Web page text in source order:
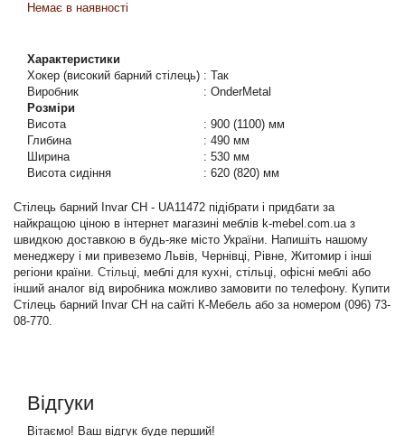
Немає в наявності
Характеристики
Хокер (високий барний стілець) : Так
Виробник
: OnderMetal
Розміри
Висота
: 900 (1100) мм
Глибина
: 490 мм
Ширина
: 530 мм
Висота сидіння
: 620 (820) мм
Стілець барний Invar CH - UA11472 підібрати і придбати за
найкращою ціною в інтернет магазині меблів k-mebel.com.ua з
швидкою доставкою в будь-яке місто України. Напишіть нашому
менеджеру і ми привеземо Львів, Чернівці, Рівне, Житомир і інші
регіони країни. Стільці, меблі для кухні, стільці, офісні меблі або
інший аналог від виробника можливо замовити по телефону. Купити
Стілець барний Invar CH на сайті К-Мебель або за номером (096) 73-
08-770.
Відгуки
Вітаємо! Ваш відгук буде перший!